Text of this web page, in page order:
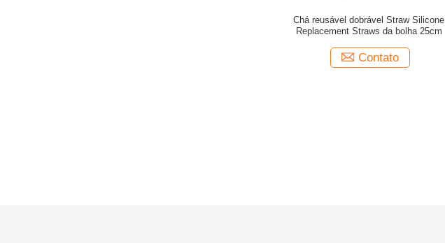
Chá reusável dobrável Straw Silicone
Replacement Straws da bolha 25cm
Contato